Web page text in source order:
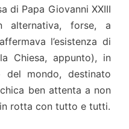
di Papa Giovanni XXIII
alternativa, forse, a
l’esistenza di
Chiesa, appunto), in
del mondo, destinato
ben attenta a non
rotta con tutto e tutti.